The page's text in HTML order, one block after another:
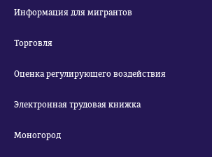
Информация для мигрантов
Торговля
Оценка регулирующего воздействия
Электронная трудовая книжка
Моногород